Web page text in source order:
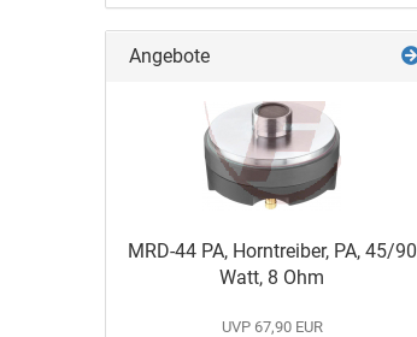
Angebote
MRD-44 PA, Horntreiber, PA, 45/90
Watt, 8 Ohm
UVP 67,90 EUR